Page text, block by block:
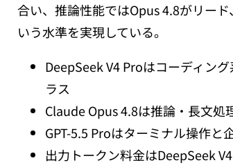
合い、推論性能ではOpus 4.8がリー
いう水準を実現している。
DeepSeek V4 Proはコーディン
ラス
Claude Opus 4.8は推論・長文
GPT-5.5 Proはターミナル操作と
出力トークン料金はDeepSeek